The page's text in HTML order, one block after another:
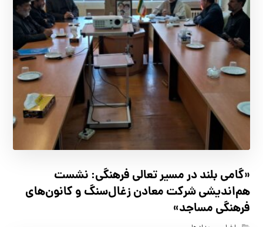
«گامی بلند در مسیر تعالی فرهنگی: نشست
هم‌اندیشی شرکت معادن زغال‌سنگ و کانون‌های
فرهنگی مساجد»